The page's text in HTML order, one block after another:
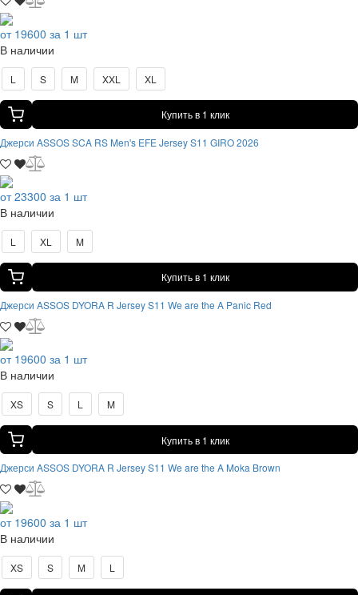
от 19600 за 1 шт
В наличии
L S M XXL XL
Купить в 1 клик
Джерси ASSOS SCA RS Men's EFE Jersey S11 GIRO 2026
от 23300 за 1 шт
В наличии
L XL M
Купить в 1 клик
Джерси ASSOS DYORA R Jersey S11 We are the A Panic Red
от 19600 за 1 шт
В наличии
XS S L M
Купить в 1 клик
Джерси ASSOS DYORA R Jersey S11 We are the A Moka Brown
от 19600 за 1 шт
В наличии
XS S M L